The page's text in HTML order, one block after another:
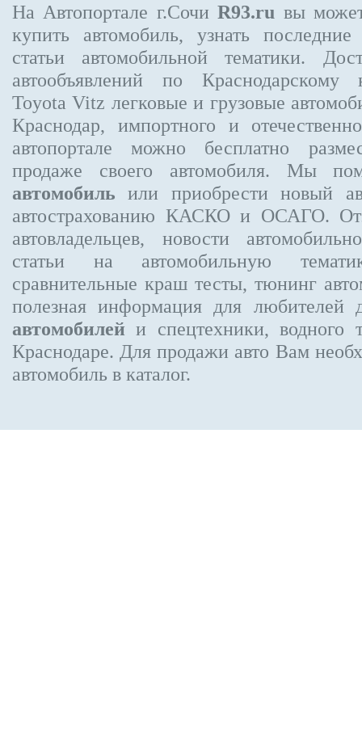
На Автопортале г.СочиR93.ru вы
купить автомобиль, узнать
статьи автомобильной тематики.
автообъявлений по
Toyota Vitz легковые и грузовые
Краснодар, импортного и
автопортале можно бесплатно
продаже своего автомобиля. Мы
автомобиль или приобрести новый
автострахованию КАСКО и ОСАГО.
автовладельцев, новости
статьи на автомобильную
сравнительные краш тесты, тюнинг
полезная информация для любителей
автомобилей и спецтехники, водного
Краснодаре. Для продажи авто Вам
автомобиль в каталог.